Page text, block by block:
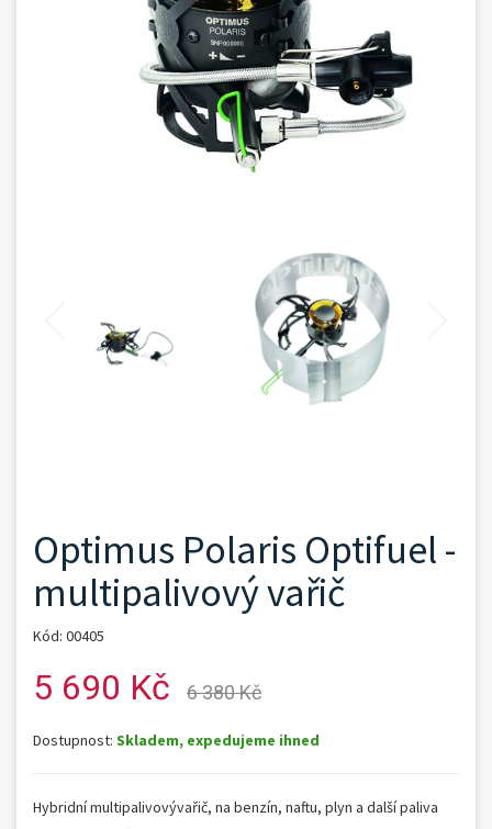
Optimus Polaris Optifuel -
multipalivový vařič
Kód: 00405
5 690 Kč 6 380 Kč
Dostupnost: Skladem, expedujeme ihned
Hybridní multipalivovývařič, na benzín, naftu, plyn a další paliva